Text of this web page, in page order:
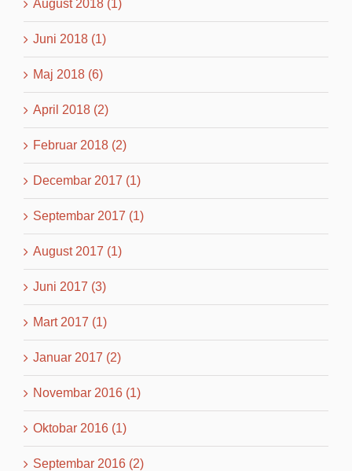
August 2018 (1)
Juni 2018 (1)
Maj 2018 (6)
April 2018 (2)
Februar 2018 (2)
Decembar 2017 (1)
Septembar 2017 (1)
August 2017 (1)
Juni 2017 (3)
Mart 2017 (1)
Januar 2017 (2)
Novembar 2016 (1)
Oktobar 2016 (1)
Septembar 2016 (2)